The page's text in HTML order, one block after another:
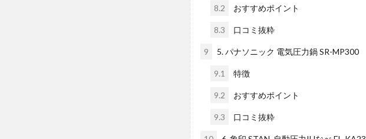
8.2 おすすめポイント
8.3 口コミ抜粋
9 5. パナソニック 電気圧力鍋 SR-MP300
9.1 特徴
9.2 おすすめポイント
9.3 口コミ抜粋